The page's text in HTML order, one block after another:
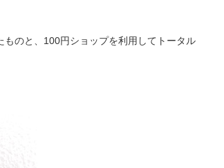
のと、100円ショップを利用してトータル